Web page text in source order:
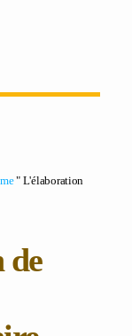
" L'élaboration
de